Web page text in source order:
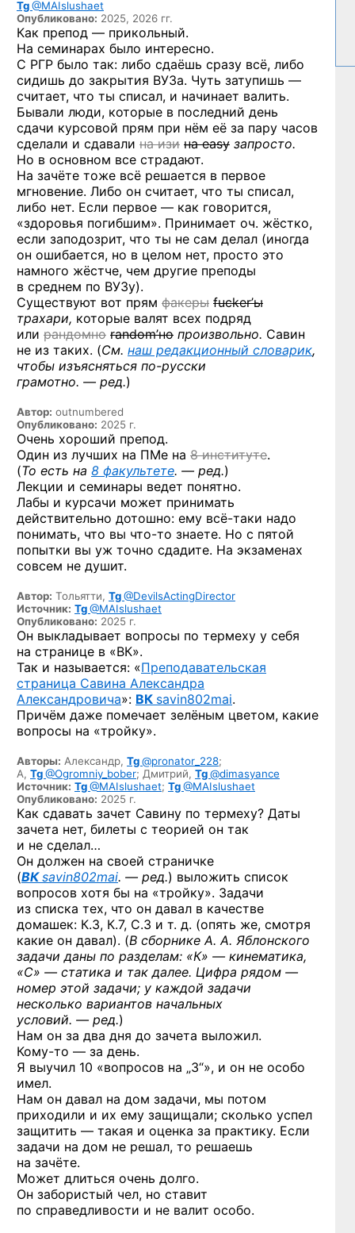
Tg@MAIslushaet
Опубликовано: 2025, 2026 гг.
Как препод — прикольный.
На семинарах было интересно.
С РГР было так: либо сдаёшь сразу всё, либо
сидишь до закрытия ВУЗа. Чуть затупишь —
считает, что ты списал, и начинает валить.
Бывали люди, которые в последний день
сдачи курсовой прям при нём её за пару часов
сделали и сдавали на изи на easy запросто.
Но в основном все страдают.
На зачёте тоже всё решается в первое
мгновение. Либо он считает, что ты списал,
либо нет. Если первое — как говорится,
«здоровья погибшим». Принимает оч. жёстко,
если заподозрит, что ты не сам делал (иногда
он ошибается, но в целом нет, просто это
намного жёстче, чем другие преподы
в среднем по ВУЗу).
Существуют вот прям факеры fucker’ы
трахари, которые валят всех подряд
или рандомно random’но произвольно. Савин
не из таких. (См. наш редакционный словарик,
чтобы изъясняться по-русски
грамотно. — ред.)
Автор: outnumbered
Опубликовано: 2025 г.
Очень хороший препод.
Один из лучших на ПМе на 8 институте.
(То есть на 8 факультете. — ред.)
Лекции и семинары ведет понятно.
Лабы и курсачи может принимать
действительно дотошно: ему всё-таки надо
понимать, что вы что-то знаете. Но с пятой
попытки вы уж точно сдадите. На экзаменах
совсем не душит.
Автор: Тольятти, Tg@DevilsActingDirector
Источник: Tg@MAIslushaet
Опубликовано: 2025 г.
Он выкладывает вопросы по термеху у себя
на странице в «ВК».
Так и называется: «Преподавательская
страница Савина Александра
Александровича»: ВК savin802mai.
Причём даже помечает зелёным цветом, какие
вопросы на «тройку».
Авторы: Александр, Tg@pronator_228;
А, Tg@Ogromniy_bober; Дмитрий, Tg@dimasyance
Источник: Tg@MAIslushaet; Tg@MAIslushaet
Опубликовано: 2025 г.
Как сдавать зачет Савину по термеху? Даты
зачета нет, билеты с теорией он так
и не сделал…
Он должен на своей страничке
(ВКsavin802mai. — ред.) выложить список
вопросов хотя бы на «тройку». Задачи
из списка тех, что он давал в качестве
домашек: К.3, К.7, С.3 и т. д. (опять же, смотря
какие он давал). (В сборнике А. А. Яблонского
задачи даны по разделам: «К» — кинематика,
«С» — статика и так далее. Цифра рядом —
номер этой задачи; у каждой задачи
несколько вариантов начальных
условий. — ред.)
Нам он за два дня до зачета выложил.
Кому-то — за день.
Я выучил 10 «вопросов на „3“», и он не особо
имел.
Нам он давал на дом задачи, мы потом
приходили и их ему защищали; сколько успел
защитить — такая и оценка за практику. Если
задачи на дом не решал, то решаешь
на зачёте.
Может длиться очень долго.
Он забористый чел, но ставит
по справедливости и не валит особо.